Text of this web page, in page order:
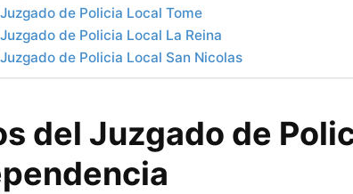
Juzgado de Policia Local Tome
Juzgado de Policia Local La Reina
Juzgado de Policia Local San Nicolas
del Juzgado de